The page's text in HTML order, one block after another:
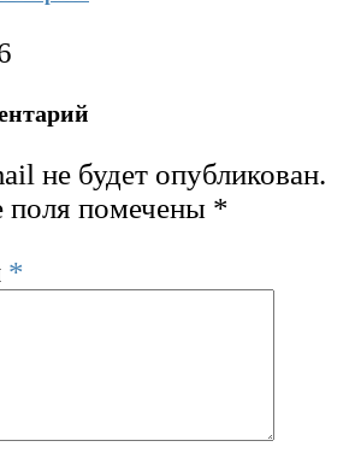
не будет опубликован.
поля помечены *
*